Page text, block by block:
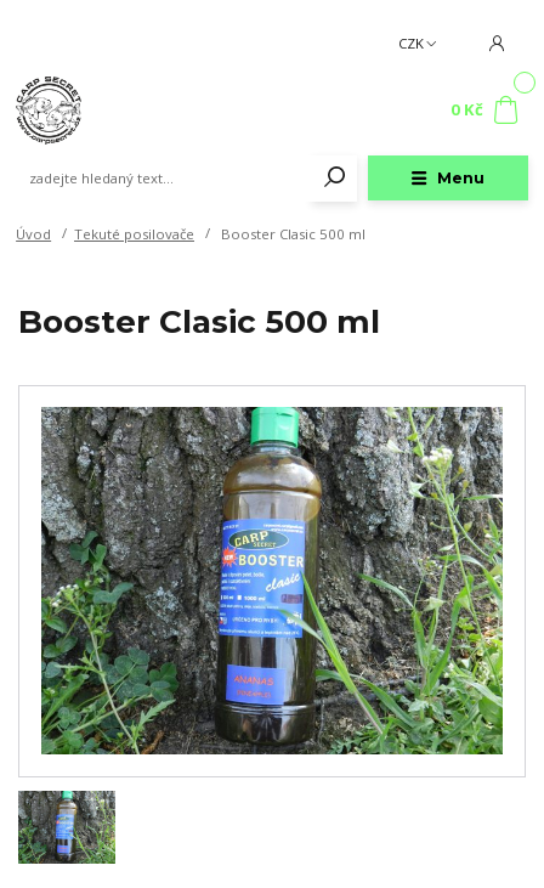
Menu
CZK
0 Kč
Úvod Tekuté posilovače Booster Clasic 500 ml
Booster Clasic 500 ml